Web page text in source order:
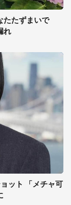
たたずまいで
れ
ット 「メチャ可